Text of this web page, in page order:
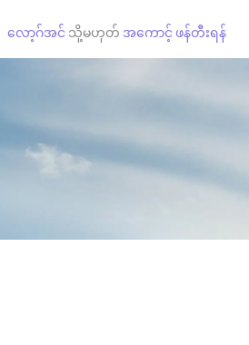
လော့ဂ်အင် သို့မဟုတ် အကောင့် ဖန်တီးရန်